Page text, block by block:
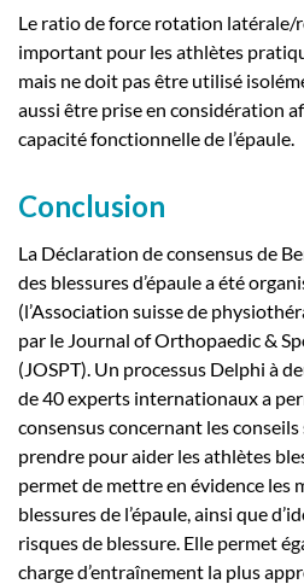
Le ratio de force rotation
important pour les athlètes
mais ne doit pas être utilisé
aussi être prise en considération
capacité fonctionnelle de l’épaule.
Conclusion
La Déclaration de consensus de
des blessures d’épaule a été
(l’Association suisse de
par le Journal of Orthopaedic &
(JOSPT). Un processus Delphi à
de 40 experts internationaux a
consensus concernant les conseils
prendre pour aider les athlètes
permet de mettre en évidence les
blessures de l’épaule, ainsi que
risques de blessure. Elle permet
charge d’entraînement la plus